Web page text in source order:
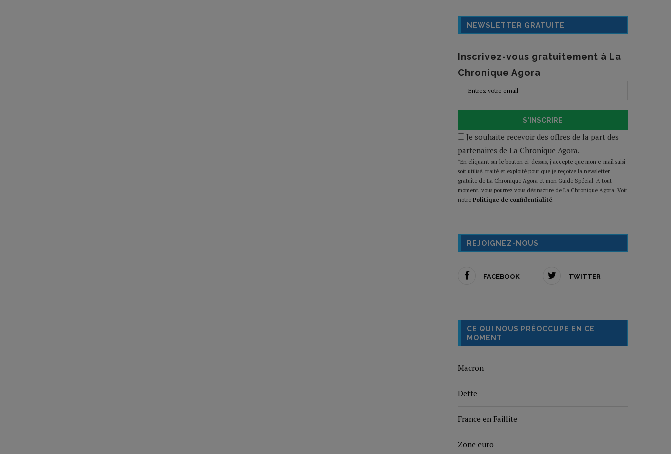
NEWSLETTER GRATUITE
Inscrivez-vous gratuitement à La
Chronique Agora
S'INSCRIRE
Je souhaite recevoir des offres de la part des
partenaires de La Chronique Agora.
*En cliquant sur le bouton ci-dessus, j’accepte que mon e-mail saisi
soit utilisé, traité et exploité pour que je reçoive la newsletter
gratuite de La Chronique Agora et mon Guide Spécial. A tout
moment, vous pourrez vous désinscrire de La Chronique Agora. Voir
notre Politique de confidentialité.
REJOIGNEZ-NOUS
FACEBOOK TWITTER
CE QUI NOUS PRÉOCCUPE EN CE
MOMENT
Macron
Dette
France en Faillite
Zone euro